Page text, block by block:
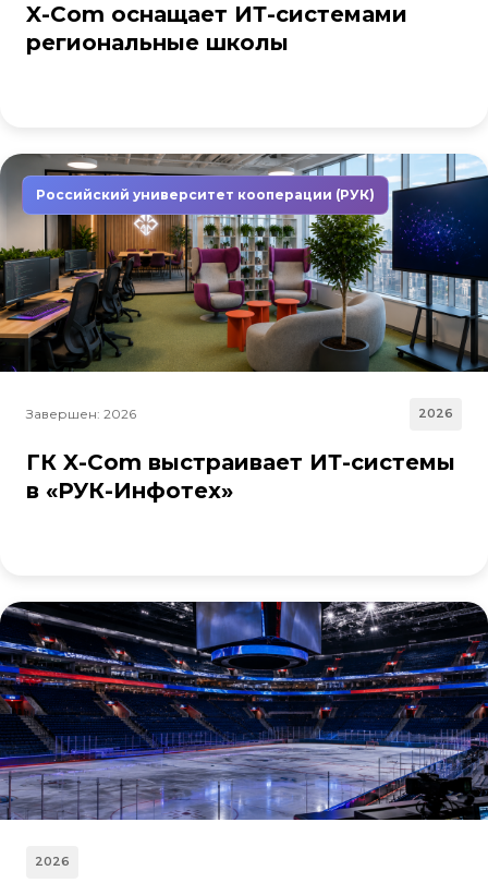
X-Com оснащает ИТ-системами
региональные школы
Российский университет кооперации (РУК)
Завершен: 2026 2026
ГК X-Com выстраивает ИТ-системы
в «РУК-Инфотех»
2026